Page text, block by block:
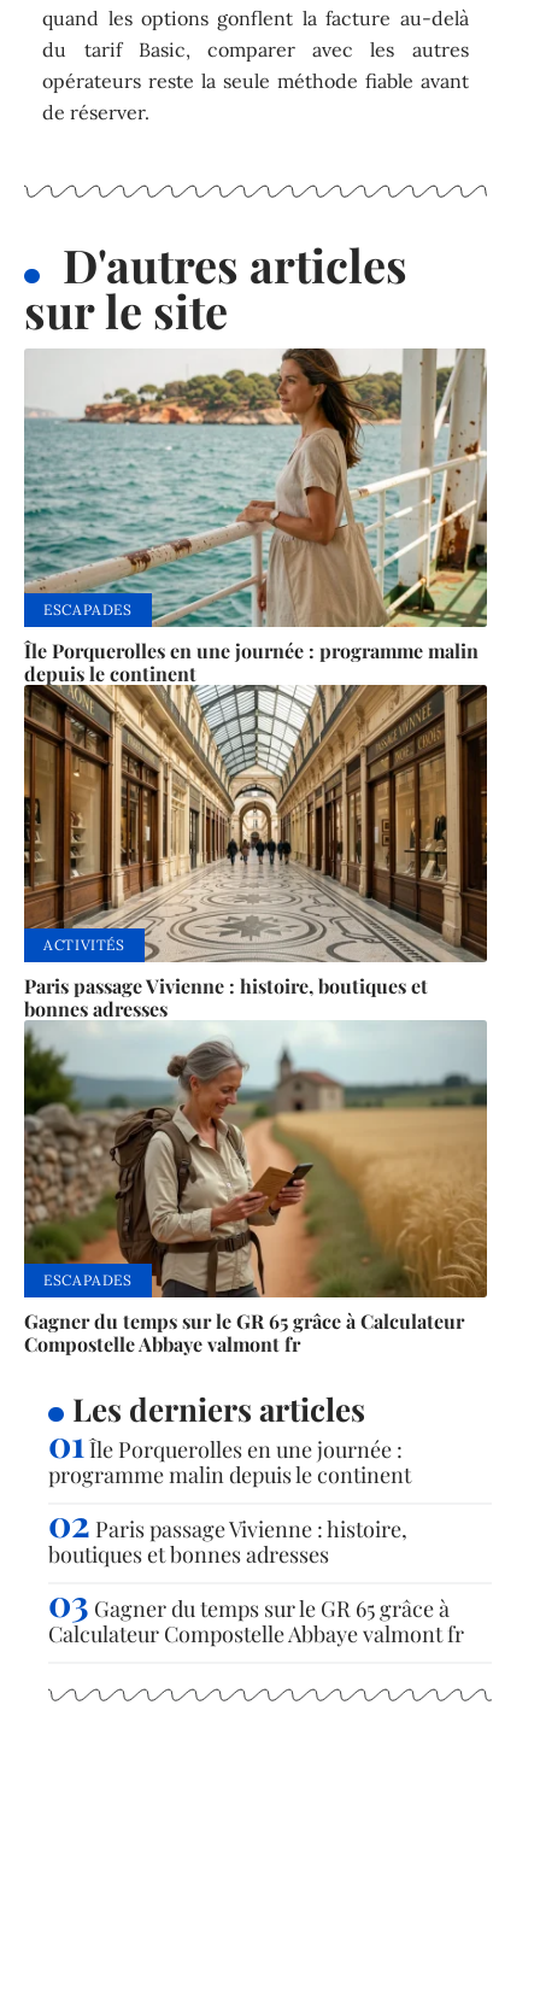
quand les options gonflent la facture au-delà
du tarif Basic, comparer avec les autres
opérateurs reste la seule méthode fiable avant
de réserver.
D'autres articles
sur le site
ESCAPADES
Île Porquerolles en une journée : programme malin
depuis le continent
ACTIVITÉS
Paris passage Vivienne : histoire, boutiques et
bonnes adresses
ESCAPADES
Gagner du temps sur le GR 65 grâce à Calculateur
Compostelle Abbaye valmont fr
Les derniers articles
Île Porquerolles en une journée :
programme malin depuis le continent
Paris passage Vivienne : histoire,
boutiques et bonnes adresses
Gagner du temps sur le GR 65 grâce à
Calculateur Compostelle Abbaye valmont fr